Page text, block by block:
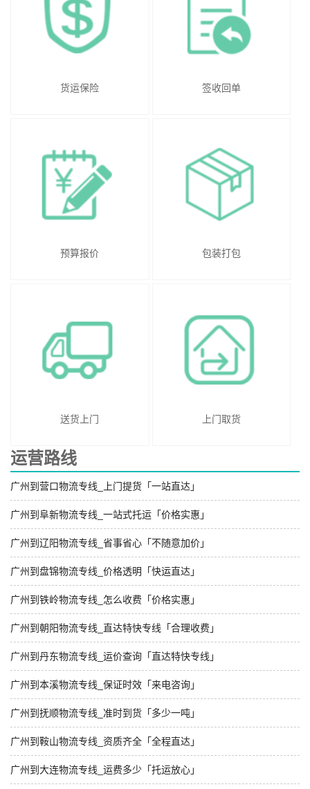
货运保险 签收回单
预算报价 包装打包
送货上门 上门取货
运营路线
广州到营口物流专线_上门提货「一站直达」
广州到阜新物流专线_一站式托运「价格实惠」
广州到辽阳物流专线_省事省心「不随意加价」
广州到盘锦物流专线_价格透明「快运直达」
广州到铁岭物流专线_怎么收费「价格实惠」
广州到朝阳物流专线_直达特快专线「合理收费」
广州到丹东物流专线_运价查询「直达特快专线」
广州到本溪物流专线_保证时效「来电咨询」
广州到抚顺物流专线_准时到货「多少一吨」
广州到鞍山物流专线_资质齐全「全程直达」
广州到大连物流专线_运费多少「托运放心」